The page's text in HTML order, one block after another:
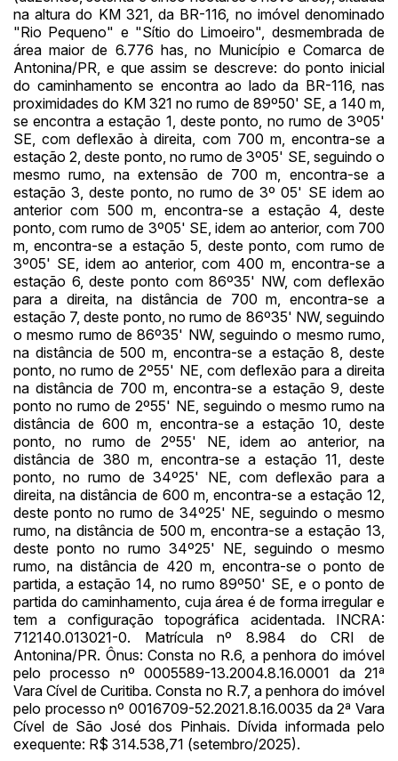
na altura do KM 321, da BR-116, no imóvel denominado
"Rio Pequeno" e "Sítio do Limoeiro", desmembrada de
área maior de 6.776 has, no Município e Comarca de
Antonina/PR, e que assim se descreve: do ponto inicial
do caminhamento se encontra ao lado da BR-116, nas
proximidades do KM 321 no rumo de 89º50' SE, a 140 m,
se encontra a estação 1, deste ponto, no rumo de 3º05'
SE, com deflexão à direita, com 700 m, encontra-se a
estação 2, deste ponto, no rumo de 3º05' SE, seguindo o
mesmo rumo, na extensão de 700 m, encontra-se a
estação 3, deste ponto, no rumo de 3º 05' SE idem ao
anterior com 500 m, encontra-se a estação 4, deste
ponto, com rumo de 3º05' SE, idem ao anterior, com 700
m, encontra-se a estação 5, deste ponto, com rumo de
3º05' SE, idem ao anterior, com 400 m, encontra-se a
estação 6, deste ponto com 86º35' NW, com deflexão
para a direita, na distância de 700 m, encontra-se a
estação 7, deste ponto, no rumo de 86º35' NW, seguindo
o mesmo rumo de 86º35' NW, seguindo o mesmo rumo,
na distância de 500 m, encontra-se a estação 8, deste
ponto, no rumo de 2º55' NE, com deflexão para a direita
na distância de 700 m, encontra-se a estação 9, deste
ponto no rumo de 2º55' NE, seguindo o mesmo rumo na
distância de 600 m, encontra-se a estação 10, deste
ponto, no rumo de 2º55' NE, idem ao anterior, na
distância de 380 m, encontra-se a estação 11, deste
ponto, no rumo de 34º25' NE, com deflexão para a
direita, na distância de 600 m, encontra-se a estação 12,
deste ponto no rumo de 34º25' NE, seguindo o mesmo
rumo, na distância de 500 m, encontra-se a estação 13,
deste ponto no rumo 34º25' NE, seguindo o mesmo
rumo, na distância de 420 m, encontra-se o ponto de
partida, a estação 14, no rumo 89º50' SE, e o ponto de
partida do caminhamento, cuja área é de forma irregular e
tem a configuração topográfica acidentada. INCRA:
712140.013021-0. Matrícula nº 8.984 do CRI de
Antonina/PR. Ônus: Consta no R.6, a penhora do imóvel
pelo processo nº 0005589-13.2004.8.16.0001 da 21ª
Vara Cível de Curitiba. Consta no R.7, a penhora do imóvel
pelo processo nº 0016709-52.2021.8.16.0035 da 2ª Vara
Cível de São José dos Pinhais. Dívida informada pelo
exequente: R$ 314.538,71 (setembro/2025).
Envie sua Proposta
(Art. 895, CPC)
Histórico de Propostas
Usuário Valor
14/04/2025 18:43:11 TIAGOFELIPE R$ 1,00
14/04/2025 18:43:11 TIAGOFELIPE R$ 1,00
14/04/2025 18:43:11 TIAGOFELIPE R$ 1,00
Clique aqui para fazer login
Habilite-se para efetuar lances ou
propostas